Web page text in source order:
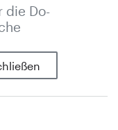
die Do-